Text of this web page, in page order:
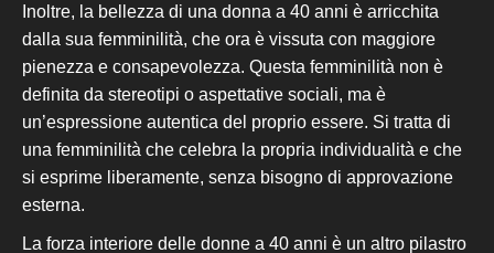
Inoltre, la bellezza di una donna a 40 anni è arricchita
dalla sua femminilità, che ora è vissuta con maggiore
pienezza e consapevolezza. Questa femminilità non è
definita da stereotipi o aspettative sociali, ma è
un’espressione autentica del proprio essere. Si tratta di
una femminilità che celebra la propria individualità e che
si esprime liberamente, senza bisogno di approvazione
esterna.
La forza interiore delle donne a 40 anni è un altro pilastro